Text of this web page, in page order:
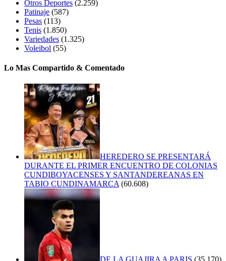
Otros Deportes (2.259)
Patinaje (587)
Pesas (113)
Tenis (1.850)
Variedades (1.325)
Voleibol (55)
Lo Mas Compartido & Comentado
HEREDERO SE PRESENTARÁ
DURANTE EL PRIMER ENCUENTRO DE COLONIAS
CUNDIBOYACENSES Y SANTANDEREANAS EN
TABIO CUNDINAMARCA (60.608)
DE LA GUAJIRA A PARIS (35.170)